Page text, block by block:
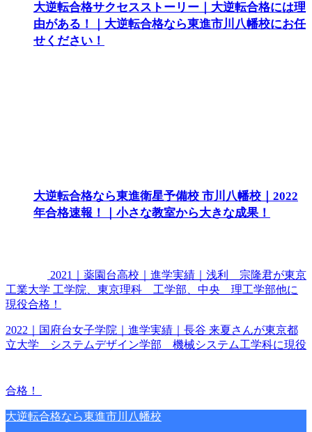
大逆転合格サクセスストーリー｜大逆転合格には理
由がある！｜大逆転合格なら東進市川八幡校にお任
せください！
大逆転合格なら東進衛星予備校 市川八幡校｜2022
年合格速報！｜小さな教室から大きな成果！
2021｜薬園台高校｜進学実績｜浅利 宗隆君が東京
工業大学 工学院、東京理科 工学部、中央 理工学部他に
現役合格！
2022｜国府台女子学院｜進学実績｜長谷 来夏さんが東京都
立大学 システムデザイン学部 機械システム工学科に現役
合格！
大逆転合格なら東進市川八幡校